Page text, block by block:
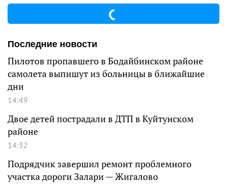
Последние новости
Пилотов пропавшего в Бодайбинском районе
самолета выпишут из больницы в ближайшие
дни
14:49
Двое детей пострадали в ДТП в Куйтунском
районе
14:32
Подрядчик завершил ремонт проблемного
участка дороги Залари — Жигалово